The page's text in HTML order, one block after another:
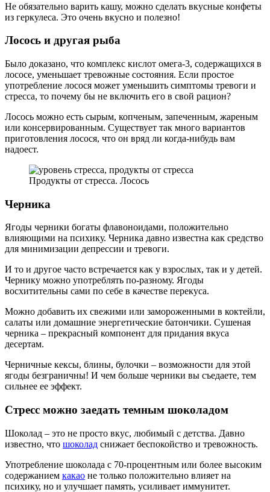
Не обязательно варить кашу, можно сделать вкусные конфеты
из геркулеса. Это очень вкусно и полезно!
Лосось и другая рыба
Было доказано, что комплекс кислот омега-3, содержащихся в
лососе, уменьшает тревожные состояния. Если простое
употребление лосося может уменьшить симптомы тревоги и
стресса, то почему бы не включить его в свой рацион?
Лосось можно есть сырым, копченым, запеченным, жареным
или консервированным. Существует так много вариантов
приготовления лосося, что он вряд ли когда-нибудь вам
надоест.
Продукты от стресса. Лосось
Черника
Ягоды черники богаты флавоноидами, положительно
влияющими на психику. Черника давно известна как средство
для минимизации депрессии и тревоги.
И то и другое часто встречается как у взрослых, так и у детей.
Чернику можно употреблять по-разному. Ягоды
восхитительны сами по себе в качестве перекуса.
Можно добавить их свежими или замороженными в коктейли,
салаты или домашние энергетические батончики. Сушеная
черника – прекрасный компонент для придания вкуса
десертам.
Черничные кексы, блины, булочки – возможности для этой
ягоды безграничны! И чем больше черники вы съедаете, тем
сильнее ее эффект.
Стресс можно заедать темным шоколадом
Шоколад – это не просто вкус, любимый с детства. Давно
известно, что шоколад снижает беспокойство и тревожность.
Употребление шоколада с 70-процентным или более высоким
содержанием какао не только положительно влияет на
психику, но и улучшает память, усиливает иммунитет.